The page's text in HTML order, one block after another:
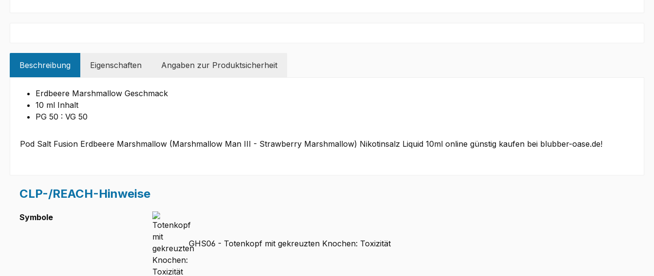
Beschreibung Eigenschaften Angaben zur Produktsicherheit
Erdbeere Marshmallow Geschmack
10 ml Inhalt
PG 50 : VG 50
Pod Salt Fusion Erdbeere Marshmallow (Marshmallow Man III - Strawberry Marshmallow) Nikotinsalz Liquid 10ml online günstig kaufen bei blubber-oase.de!
CLP-/REACH-Hinweise
Symbole
GHS06 - Totenkopf mit gekreuzten Knochen: Toxizität